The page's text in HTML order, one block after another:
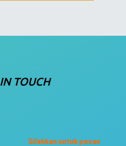
TOUCH
Silahkan untuk pesan